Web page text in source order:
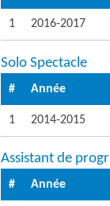
1 2016-2017
Solo Spectacle
# Année
1 2014-2015
Assistant de
# Année